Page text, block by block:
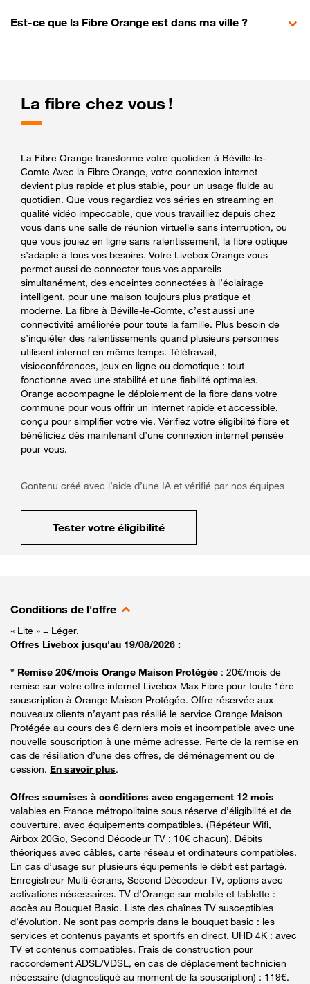
Est-ce que la Fibre Orange est dans ma ville ?
La fibre chez vous !
La Fibre Orange transforme votre quotidien à Béville-le-
Comte Avec la Fibre Orange, votre connexion internet
devient plus rapide et plus stable, pour un usage fluide au
quotidien. Que vous regardiez vos séries en streaming en
qualité vidéo impeccable, que vous travailliez depuis chez
vous dans une salle de réunion virtuelle sans interruption, ou
que vous jouiez en ligne sans ralentissement, la fibre optique
s’adapte à tous vos besoins. Votre Livebox Orange vous
permet aussi de connecter tous vos appareils
simultanément, des enceintes connectées à l’éclairage
intelligent, pour une maison toujours plus pratique et
moderne. La fibre à Béville-le-Comte, c’est aussi une
connectivité améliorée pour toute la famille. Plus besoin de
s’inquiéter des ralentissements quand plusieurs personnes
utilisent internet en même temps. Télétravail,
visioconférences, jeux en ligne ou domotique : tout
fonctionne avec une stabilité et une fiabilité optimales.
Orange accompagne le déploiement de la fibre dans votre
commune pour vous offrir un internet rapide et accessible,
conçu pour simplifier votre vie. Vérifiez votre éligibilité fibre et
bénéficiez dès maintenant d’une connexion internet pensée
pour vous.
Contenu créé avec l’aide d’une IA et vérifié par nos équipes
Tester votre éligibilité
Conditions de l'offre
« Lite » = Léger.
Offres Livebox jusqu'au 19/08/2026 :
* Remise 20€/mois Orange Maison Protégée : 20€/mois de
remise sur votre offre internet Livebox Max Fibre pour toute 1ère
souscription à Orange Maison Protégée. Offre réservée aux
nouveaux clients n’ayant pas résilié le service Orange Maison
Protégée au cours des 6 derniers mois et incompatible avec une
nouvelle souscription à une même adresse. Perte de la remise en
cas de résiliation d’une des offres, de déménagement ou de
cession. En savoir plus.
Offres soumises à conditions avec engagement 12 mois
valables en France métropolitaine sous réserve d’éligibilité et de
couverture, avec équipements compatibles. (Répéteur Wifi,
Airbox 20Go, Second Décodeur TV : 10€ chacun). Débits
théoriques avec câbles, carte réseau et ordinateurs compatibles.
En cas d’usage sur plusieurs équipements le débit est partagé.
Enregistreur Multi-écrans, Second Décodeur TV, options avec
activations nécessaires. TV d’Orange sur mobile et tablette :
accès au Bouquet Basic. Liste des chaînes TV susceptibles
d’évolution. Ne sont pas compris dans le bouquet basic : les
services et contenus payants et sportifs en direct. UHD 4K : avec
TV et contenus compatibles. Frais de construction pour
raccordement ADSL/VDSL, en cas de déplacement technicien
nécessaire (diagnostiqué au moment de la souscription) : 119€.